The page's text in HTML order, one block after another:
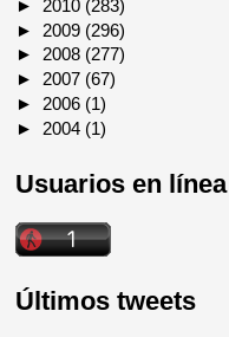
► 2010 (283)
► 2009 (296)
►2008 (277)
► 2007 (67)
► 2006 (1)
► 2004 (1)
Usuarios en línea
Últimos tweets